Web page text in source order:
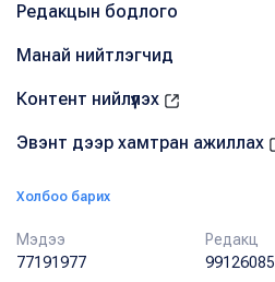
Редакцын бодлого
Манай нийтлэгчид
Контент нийлүүлэх
Эвэнт дээр хамтран ажиллах
Холбоо барих
Мэдээ
77191977
Редакц
99126085